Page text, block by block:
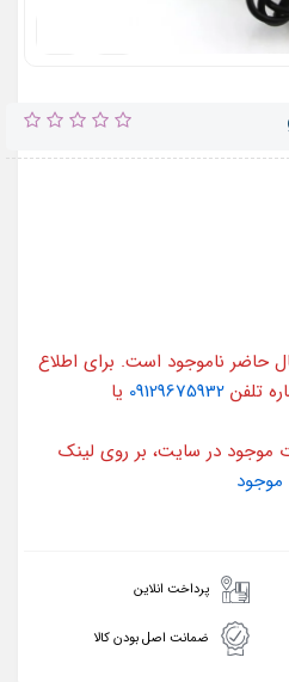
حاضر ناموجود است. برای اطلاع
تلفن 09129675932 یا
موجود در سایت، بر روی لینک
پرداخت انلاین
ضمانت اصل بودن کالا